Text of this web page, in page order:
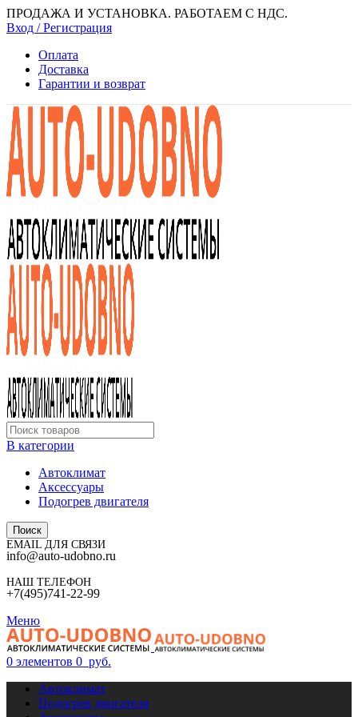
ПРОДАЖА И УСТАНОВКА. РАБОТАЕМ С НДС.
Вход / Регистрация
Оплата
Доставка
Гарантии и возврат
В категории
Автоклимат
Аксессуары
Подогрев двигателя
Поиск
EMAIL ДЛЯ СВЯЗИ
info@auto-udobno.ru
НАШ ТЕЛЕФОН
+7(495)741-22-99
Меню
0 элементов 0 руб.
Автоклимат
Подогрев двигателя